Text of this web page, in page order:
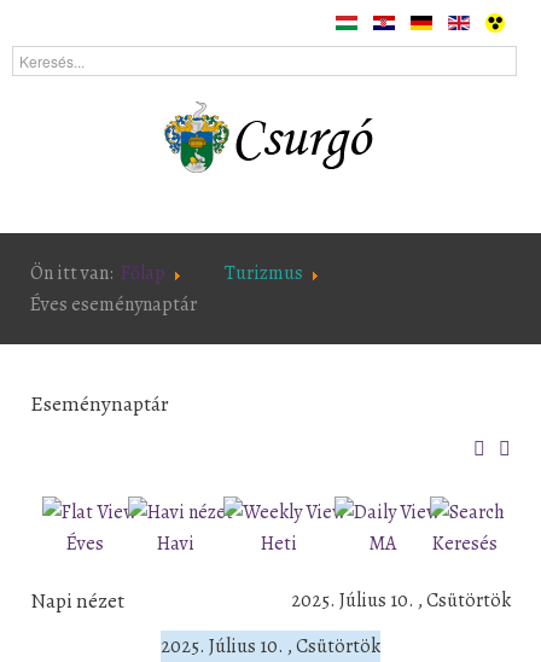
Ön itt van: Főlap
Turizmus
Éves eseménynaptár
Eseménynaptár
Éves Havi Heti MA Keresés
Napi nézet
2025. Július 10. , Csütörtök
2025. Július 10. , Csütörtök